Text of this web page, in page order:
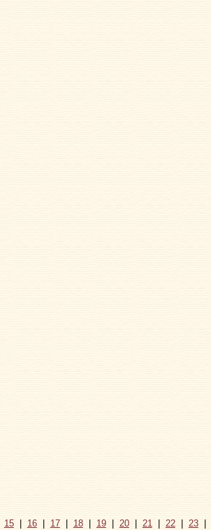
15| 16| 17| 18| 19| 20| 21| 22| 23|